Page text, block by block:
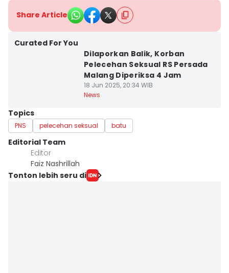
Share Article
Curated For You
Dilaporkan Balik, Korban
Pelecehan Seksual RS Persada
Malang Diperiksa 4 Jam
18 Jun 2025, 20:34 WIB
News
Topics
PNS pelecehan seksual batu
Editorial Team
Editor
Faiz Nashrillah
Tonton lebih seru di